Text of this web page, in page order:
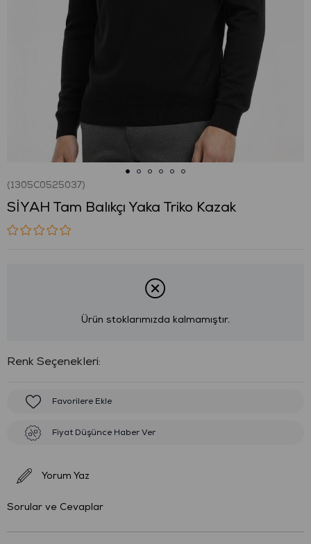
(1305C0525037)
SİYAH Tam Balıkçı Yaka Triko Kazak
Ürün stoklarımızda kalmamıştır.
:
Favorilere Ekle
Fiyat Düşünce Haber Ver
Yorum Yaz
Sorular ve Cevaplar